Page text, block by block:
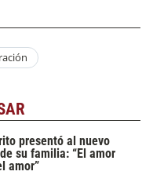
presentó al nuevo
su familia: “El amor
amor”